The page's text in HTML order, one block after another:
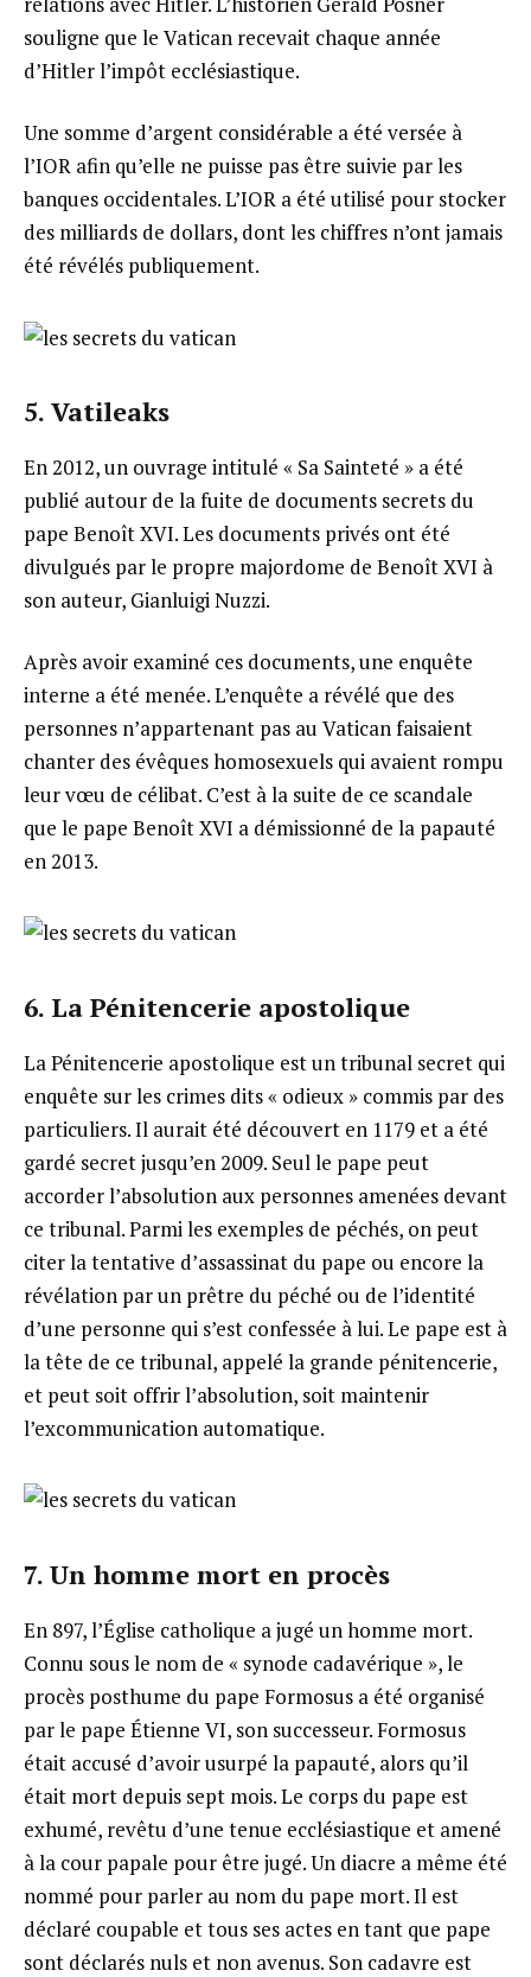
souligne que le Vatican recevait chaque année
d’Hitler l’impôt ecclésiastique.
Une somme d’argent considérable a été versée à
l’IOR afin qu’elle ne puisse pas être suivie par les
banques occidentales. L’IOR a été utilisé pour stocker
des milliards de dollars, dont les chiffres n’ont jamais
été révélés publiquement.
5. Vatileaks
En 2012, un ouvrage intitulé « Sa Sainteté » a été
publié autour de la fuite de documents secrets du
pape Benoît XVI. Les documents privés ont été
divulgués par le propre majordome de Benoît XVI à
son auteur, Gianluigi Nuzzi.
Après avoir examiné ces documents, une enquête
interne a été menée. L’enquête a révélé que des
personnes n’appartenant pas au Vatican faisaient
chanter des évêques homosexuels qui avaient rompu
leur vœu de célibat. C’est à la suite de ce scandale
que le pape Benoît XVI a démissionné de la papauté
en 2013.
6. La Pénitencerie apostolique
La Pénitencerie apostolique est un tribunal secret qui
enquête sur les crimes dits « odieux » commis par des
particuliers. Il aurait été découvert en 1179 et a été
gardé secret jusqu’en 2009. Seul le pape peut
accorder l’absolution aux personnes amenées devant
ce tribunal. Parmi les exemples de péchés, on peut
citer la tentative d’assassinat du pape ou encore la
révélation par un prêtre du péché ou de l’identité
d’une personne qui s’est confessée à lui. Le pape est à
la tête de ce tribunal, appelé la grande pénitencerie,
et peut soit offrir l’absolution, soit maintenir
l’excommunication automatique.
7. Un homme mort en procès
En 897, l’Église catholique a jugé un homme mort.
Connu sous le nom de « synode cadavérique », le
procès posthume du pape Formosus a été organisé
par le pape Étienne VI, son successeur. Formosus
était accusé d’avoir usurpé la papauté, alors qu’il
était mort depuis sept mois. Le corps du pape est
exhumé, revêtu d’une tenue ecclésiastique et amené
à la cour papale pour être jugé. Un diacre a même été
nommé pour parler au nom du pape mort. Il est
déclaré coupable et tous ses actes en tant que pape
sont déclarés nuls et non avenus. Son cadavre est